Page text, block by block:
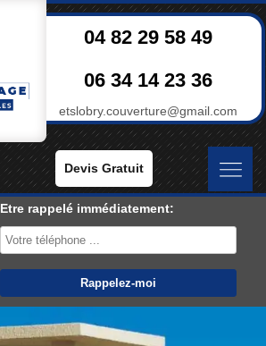
04 82 29 58 49
06 34 14 23 36
etslobry.couverture@gmail.com
Devis Gratuit
Etre rappelé immédiatement: